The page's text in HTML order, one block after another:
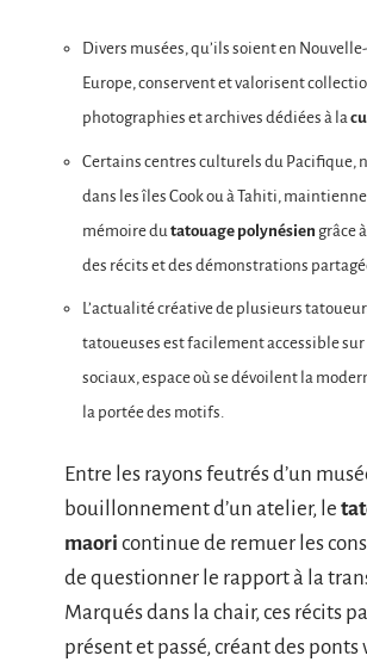
Divers musées, qu’ils soient en
Europe, conservent et valorisent
photographies et archives dédiées à la
Certains centres culturels du Pacifique,
dans les îles Cook ou à Tahiti,
mémoire du tatouage polynésien grâce
des récits et des démonstrations
L’actualité créative de plusieurs
tatoueuses est facilement accessible sur
sociaux, espace où se dévoilent la
la portée des motifs.
Entre les rayons feutrés d’un
bouillonnement d’un atelier, le
maori continue de remuer les
de questionner le rapport à la
Marqués dans la chair, ces récits
présent et passé, créant des ponts